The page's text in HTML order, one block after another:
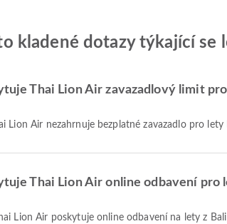
kladené dotazy týkající se
Thai Lion Air zavazadlový limit
Lion Air nezahrnuje bezplatné zavazadlo pro
Thai Lion Air online odbavení pro